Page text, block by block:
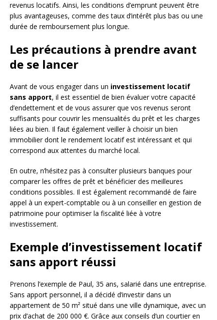
revenus locatifs. Ainsi, les conditions d’emprunt peuvent être
plus avantageuses, comme des taux d’intérêt plus bas ou une
durée de remboursement plus longue.
Les précautions à prendre avant
de se lancer
Avant de vous engager dans un investissement locatif
sans apport, il est essentiel de bien évaluer votre capacité
d’endettement et de vous assurer que vos revenus seront
suffisants pour couvrir les mensualités du prêt et les charges
liées au bien. Il faut également veiller à choisir un bien
immobilier dont le rendement locatif est intéressant et qui
correspond aux attentes du marché local.
En outre, n’hésitez pas à consulter plusieurs banques pour
comparer les offres de prêt et bénéficier des meilleures
conditions possibles. Il est également recommandé de faire
appel à un expert-comptable ou à un conseiller en gestion de
patrimoine pour optimiser la fiscalité liée à votre
investissement.
Exemple d’investissement locatif
sans apport réussi
Prenons l’exemple de Paul, 35 ans, salarié dans une entreprise.
Sans apport personnel, il a décidé d’investir dans un
appartement de 50 m² situé dans une ville dynamique, avec un
prix d’achat de 200 000 €. Grâce aux conseils d’un courtier en